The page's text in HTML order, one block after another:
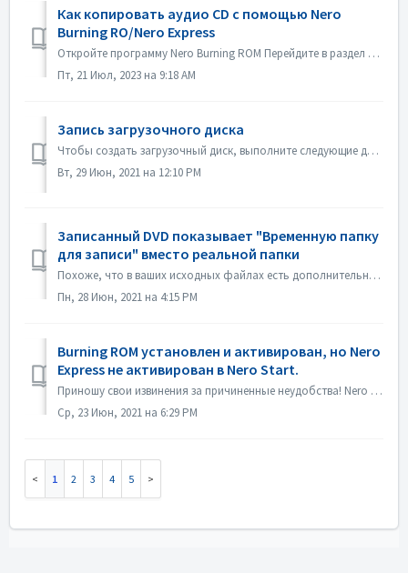
Как копировать аудио CD с помощью Nero
Burning RO/Nero Express
Откройте программу Nero Burning ROM Перейдите в раздел "Extras" и нажмите на "Save Audio Tracks". Во вкладке "источник" выб...
Пт, 21 Июл, 2023 на 9:18 AM
Запись загрузочного диска
Чтобы создать загрузочный диск, выполните следующие действия: 1. Нажмите кнопку New на главном экране Nero Burning ROM. ->Откроется окно Новая компиляци...
Вт, 29 Июн, 2021 на 12:10 PM
Записанный DVD показывает "Временную папку
для записи" вместо реальной папки
Похоже, что в ваших исходных файлах есть дополнительный файл desktop.ini. Проводник читает этот файл и обнаруживает, что эта конкретная папка имеет локализо...
Пн, 28 Июн, 2021 на 4:15 PM
Burning ROM установлен и активирован, но Nero
Express не активирован в Nero Start.
Приношу свои извинения за причиненные неудобства! Nero Express не содержится в отдельном продукте Nero BurningRom. Nero Express продается в оффлайн-магази...
Ср, 23 Июн, 2021 на 6:29 PM
1 2 3 4 5